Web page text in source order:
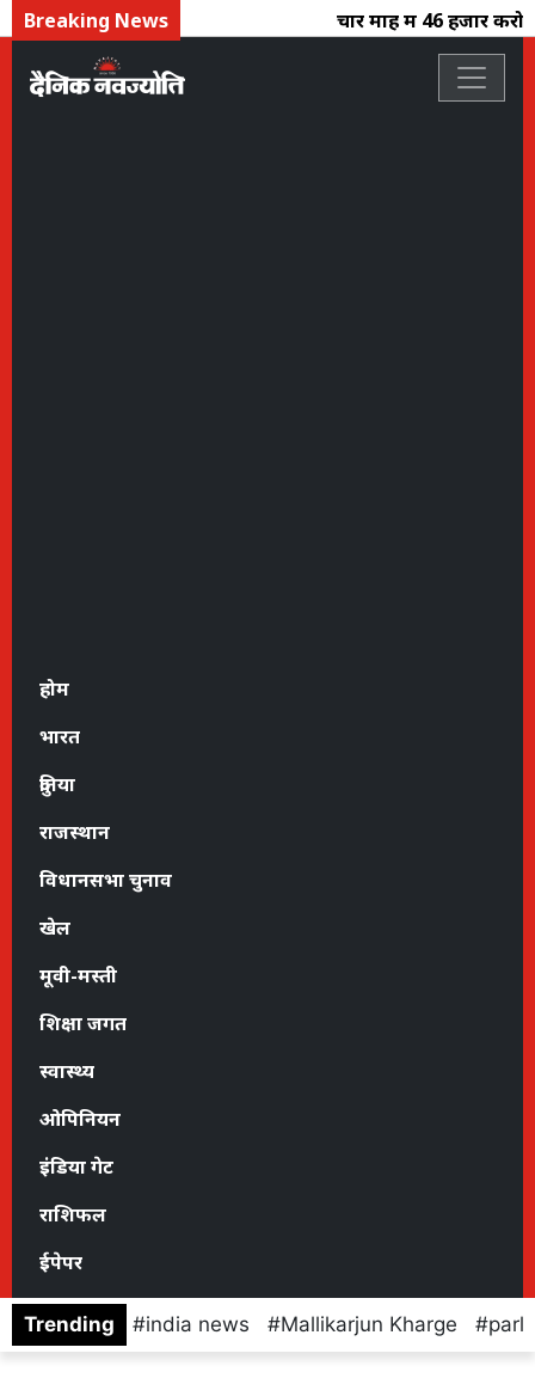
Breaking News चार माह में 46 हजार करोड़
होम
भारत
दुनिया
राजस्थान
विधानसभा चुनाव
खेल
मूवी-मस्ती
शिक्षा जगत
स्वास्थ्य
ओपिनियन
इंडिया गेट
राशिफल
ईपेपर
Trending india news Mallikarjun Kharge